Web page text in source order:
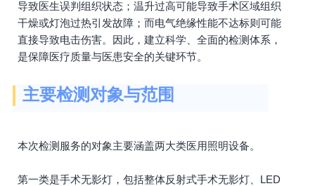
导致医生误判组织状态；温升过高可能导致手术区域组织
干燥或灯泡过热引发故障；而电气绝缘性能不达标则可能
直接导致电击伤害。因此，建立科学、全面的检测体系，
是保障医疗质量与医患安全的关键环节。
主要检测对象与范围
本次检测服务的对象主要涵盖两大类医用照明设备。
第一类是手术无影灯，包括整体反射式手术无影灯、LED